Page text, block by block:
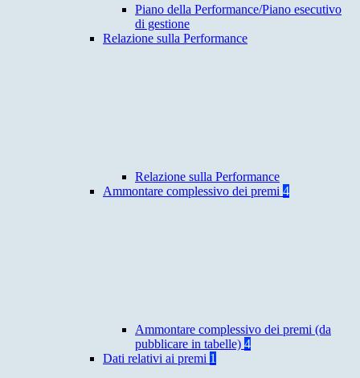
Piano della Performance/Piano esecutivo
di gestione
Relazione sulla Performance
Relazione sulla Performance
Ammontare complessivo dei premi 4
Ammontare complessivo dei premi (da
pubblicare in tabelle) 4
Dati relativi ai premi 1